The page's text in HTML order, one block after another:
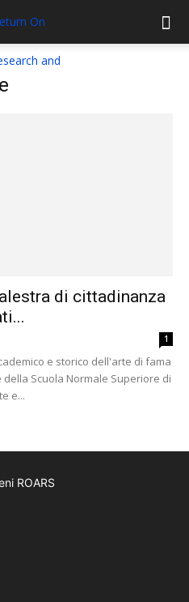
di cittadinanza
1
e storico dell'arte di fama
Scuola Normale Superiore di
e...